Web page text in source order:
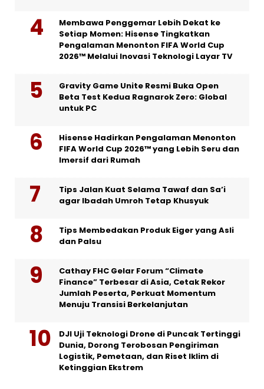
Membawa Penggemar Lebih Dekat ke
Setiap Momen: Hisense Tingkatkan
Pengalaman Menonton FIFA World Cup
2026™ Melalui Inovasi Teknologi Layar TV
Gravity Game Unite Resmi Buka Open
Beta Test Kedua Ragnarok Zero: Global
untuk PC
Hisense Hadirkan Pengalaman Menonton
FIFA World Cup 2026™ yang Lebih Seru dan
Imersif dari Rumah
Tips Jalan Kuat Selama Tawaf dan Sa’i
agar Ibadah Umroh Tetap Khusyuk
Tips Membedakan Produk Eiger yang Asli
dan Palsu
Cathay FHC Gelar Forum “Climate
Finance” Terbesar di Asia, Cetak Rekor
Jumlah Peserta, Perkuat Momentum
Menuju Transisi Berkelanjutan
DJI Uji Teknologi Drone di Puncak Tertinggi
Dunia, Dorong Terobosan Pengiriman
Logistik, Pemetaan, dan Riset Iklim di
Ketinggian Ekstrem